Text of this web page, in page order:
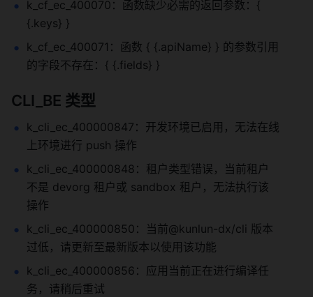
k_cf_ec_400070：函数缺少必需的返回参数：{
{.keys} }
k_cf_ec_400071：函数 { {.apiName} } 的参数引用
的字段不存在：{ {.fields} }
CLI_BE 类型
k_cli_ec_400000847：开发环境已启用，无法在线
上环境进行 push 操作
k_cli_ec_400000848：租户类型错误，当前租户
不是 devorg 租户或 sandbox 租户，无法执行该
操作
k_cli_ec_400000850：当前@kunlun-dx/cli 版本
过低，请更新至最新版本以使用该功能
k_cli_ec_400000856：应用当前正在进行编译任
务，请稍后重试